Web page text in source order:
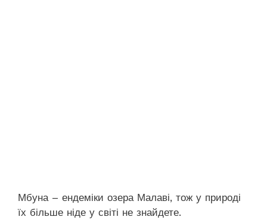
Мбуна – ендеміки озера Малаві, тож у природі
їх більше ніде у світі не знайдете.